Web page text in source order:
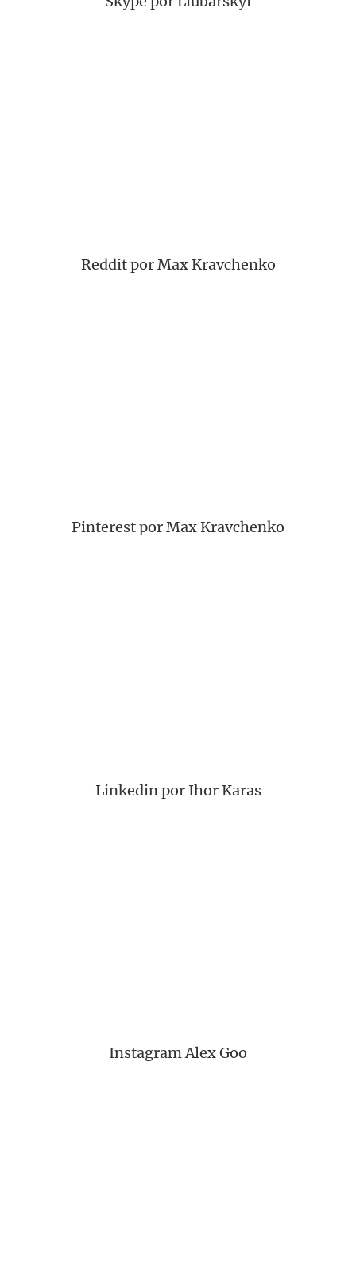
Reddit por Max Kravchenko
Pinterest por Max Kravchenko
Linkedin por Ihor Karas
Instagram Alex Goo